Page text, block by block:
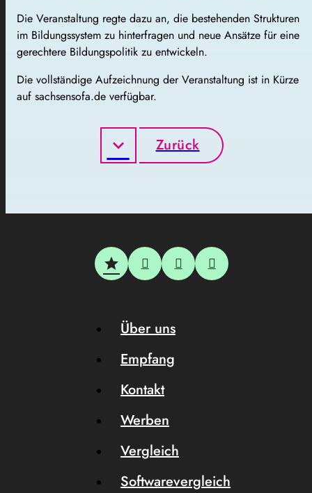
Die Veranstaltung regte dazu an, die bestehenden Strukturen
im Bildungssystem zu hinterfragen und neue Ansätze für eine
gerechtere Bildungspolitik zu entwickeln.
Die vollständige Aufzeichnung der Veranstaltung ist in Kürze
auf sachsensofa.de verfügbar.
Zurück
Über uns
Empfang
Kontakt
Werben
Vergleich
Softwarevergleich